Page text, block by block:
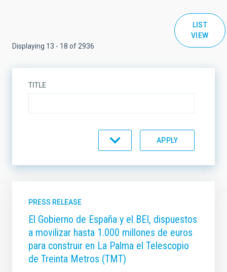
LIST
VIEW
Displaying 13 - 18 of 2936
TITLE
TOPIC
PRESS RELEASE
El Gobierno de España y el BEI, dispuestos
a movilizar hasta 1.000 millones de euros
para construir en La Palma el Telescopio
de Treinta Metros (TMT)